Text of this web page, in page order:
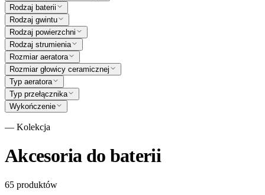
Rodzaj baterii
Rodzaj gwintu
Rodzaj powierzchni
Rodzaj strumienia
Rozmiar aeratora
Rozmiar głowicy ceramicznej
Typ aeratora
Typ przełącznika
Wykończenie
— Kolekcja
Akcesoria do baterii
65 produktów